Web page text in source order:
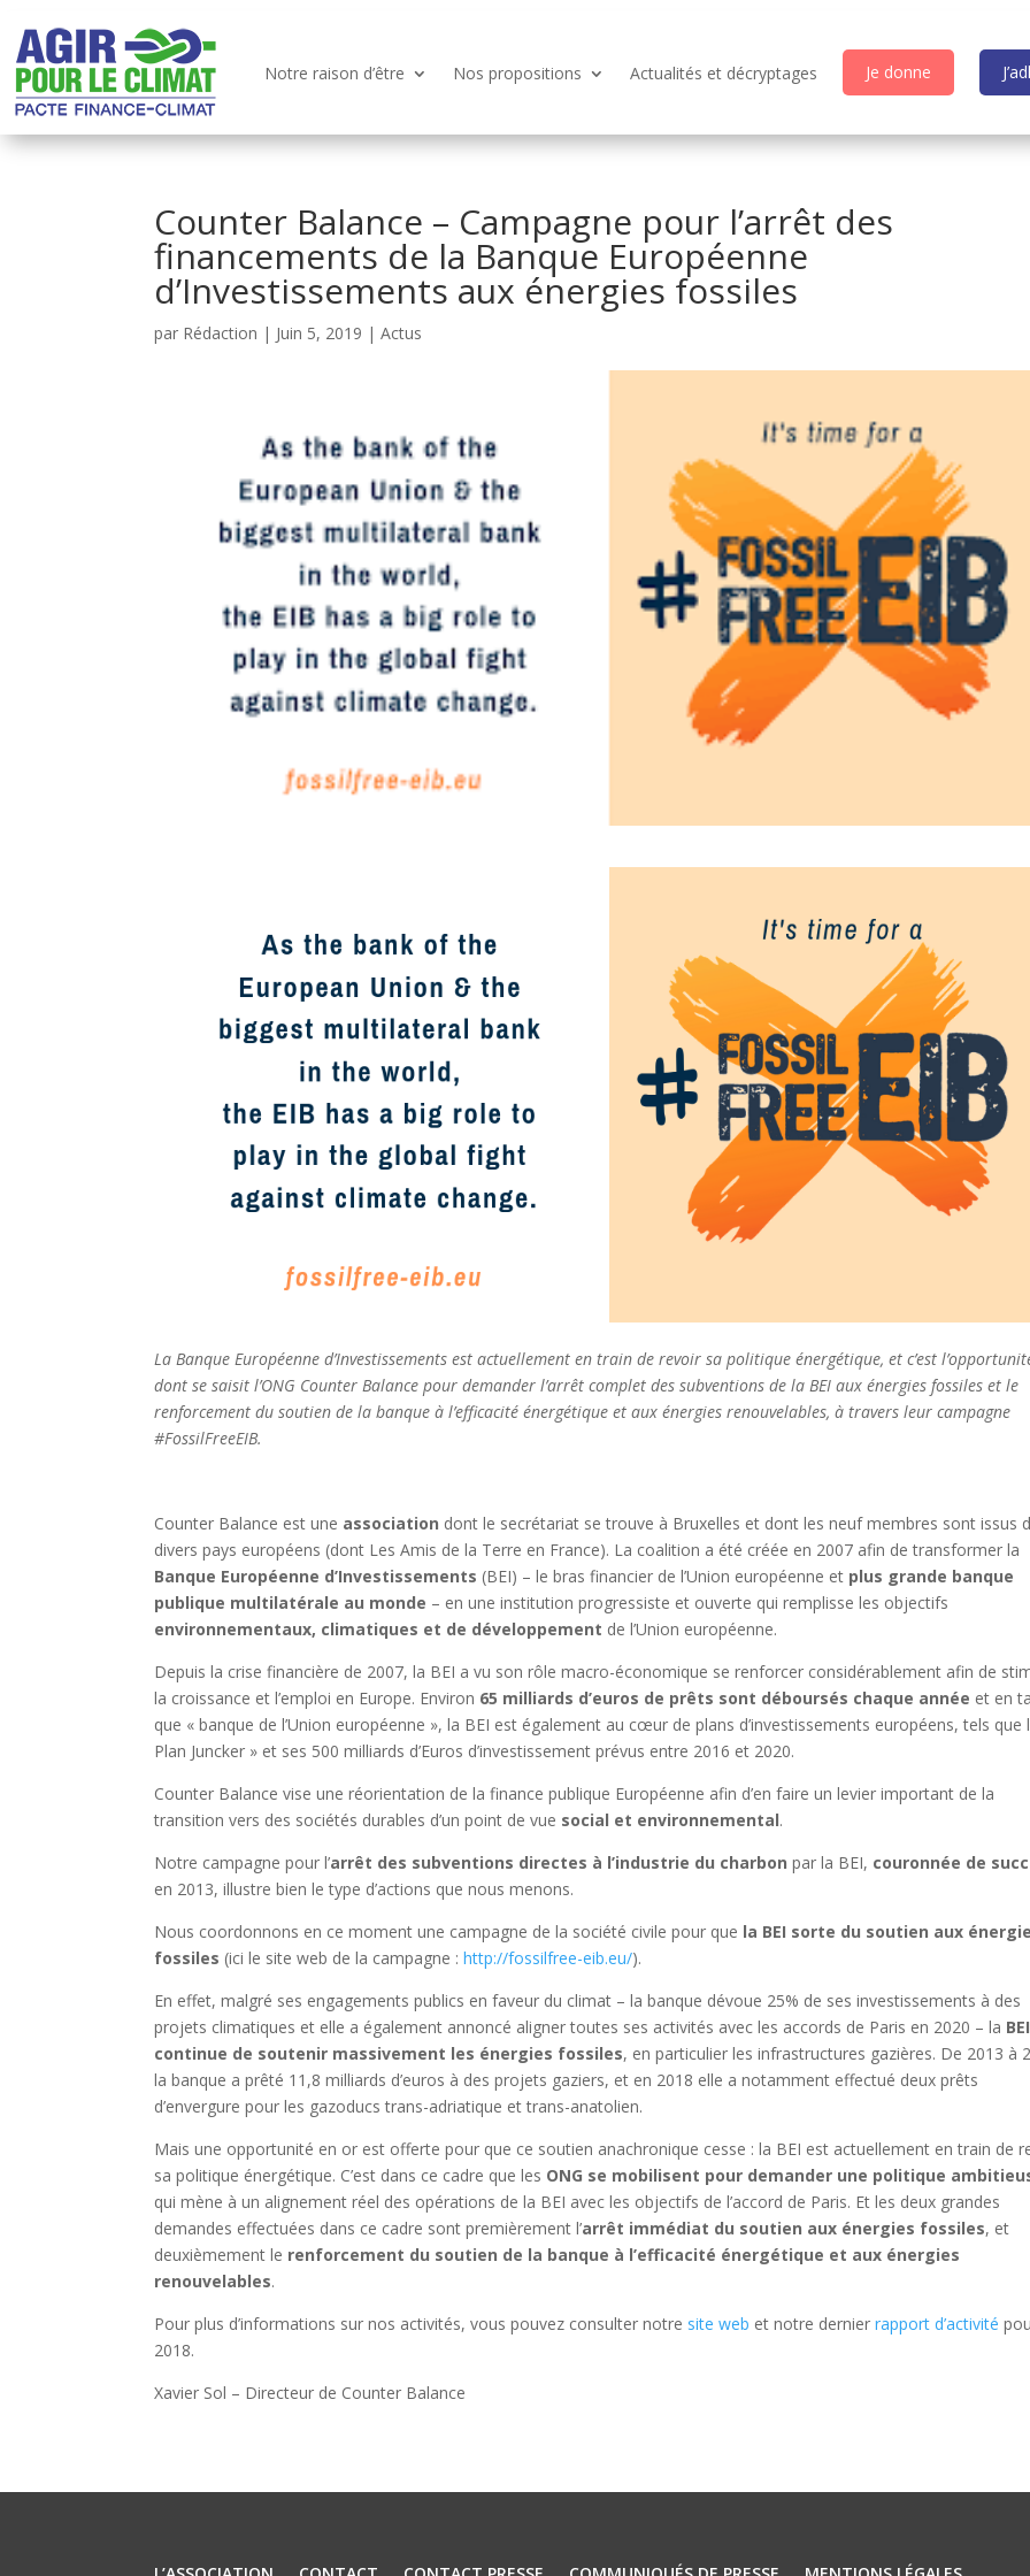
Notre raison d’être Nos propositions Actualités et décryptages Je donne
Counter Balance – Campagne pour l’arrêt des
financements de la Banque Européenne
d’Investissements aux énergies fossiles
par Rédaction | Juin 5, 2019 |Actus
La Banque Européenne d’Investissements est actuellement en train de revoir sa politique énergétique, et c’est
dont se saisit l’ONG Counter Balance pour demander l’arrêt complet des subventions de la BEI aux énergies fossiles et le
renforcement du soutien de la banque à l’efficacité énergétique et aux énergies renouvelables, à travers leur campagne
#FossilFreeEIB.
Counter Balance est une association dont le secrétariat se trouve à Bruxelles et dont les neuf membres sont issus
divers pays européens (dont Les Amis de la Terre en France). La coalition a été créée en 2007 afin de transformer la
Banque Européenne d’Investissements (BEI) – le bras financier de l’Union européenne et plus grande banque
publique multilatérale au monde – en une institution progressiste et ouverte qui remplisse les objectifs
environnementaux, climatiques et de développement de l’Union européenne.
Depuis la crise financière de 2007, la BEI a vu son rôle macro-économique se renforcer considérablement afin de
la croissance et l’emploi en Europe. Environ 65 milliards d’euros de prêts sont déboursés chaque année et en
que « banque de l’Union européenne », la BEI est également au cœur de plans d’investissements européens, tels que
Plan Juncker » et ses 500 milliards d’Euros d’investissement prévus entre 2016 et 2020.
Counter Balance vise une réorientation de la finance publique Européenne afin d’en faire un levier important de la
transition vers des sociétés durables d’un point de vue social et environnemental.
Notre campagne pour l’arrêt des subventions directes à l’industrie du charbon par la BEI, couronnée de
en 2013, illustre bien le type d’actions que nous menons.
Nous coordonnons en ce moment une campagne de la société civile pour que la BEI sorte du soutien aux
fossiles (ici le site web de la campagne : http://fossilfree-eib.eu/).
En effet, malgré ses engagements publics en faveur du climat – la banque dévoue 25% de ses investissements à des
projets climatiques et elle a également annoncé aligner toutes ses activités avec les accords de Paris en 2020 – la BEI
continue de soutenir massivement les énergies fossiles, en particulier les infrastructures gazières. De 2013 à
la banque a prêté 11,8 milliards d’euros à des projets gaziers, et en 2018 elle a notamment effectué deux prêts
d’envergure pour les gazoducs trans-adriatique et trans-anatolien.
Mais une opportunité en or est offerte pour que ce soutien anachronique cesse : la BEI est actuellement en train de
sa politique énergétique. C’est dans ce cadre que les ONG se mobilisent pour demander une politique
qui mène à un alignement réel des opérations de la BEI avec les objectifs de l’accord de Paris. Et les deux grandes
demandes effectuées dans ce cadre sont premièrement l’arrêt immédiat du soutien aux énergies fossiles, et
deuxièmement le renforcement du soutien de la banque à l’efficacité énergétique et aux énergies
renouvelables.
Pour plus d’informations sur nos activités, vous pouvez consulter notre site web et notre dernier rapport d’activité
2018.
Xavier Sol – Directeur de Counter Balance